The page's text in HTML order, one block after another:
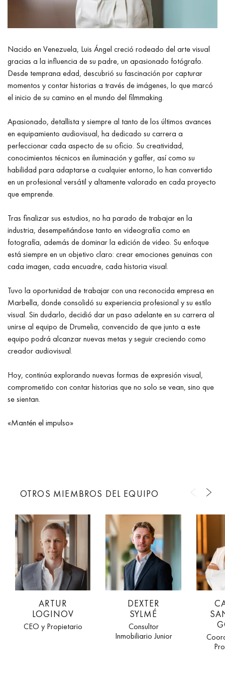
Nacido en Venezuela, Luis Ángel creció rodeado del arte visual
gracias a la influencia de su padre, un apasionado fotógrafo.
Desde temprana edad, descubrió su fascinación por capturar
momentos y contar historias a través de imágenes, lo que marcó
el inicio de su camino en el mundo del filmmaking.
Apasionado, detallista y siempre al tanto de los últimos avances
en equipamiento audiovisual, ha dedicado su carrera a
perfeccionar cada aspecto de su oficio. Su creatividad,
conocimientos técnicos en iluminación y gaffer, así como su
habilidad para adaptarse a cualquier entorno, lo han convertido
en un profesional versátil y altamente valorado en cada proyecto
que emprende.
Tras finalizar sus estudios, no ha parado de trabajar en la
industria, desempeñándose tanto en videografía como en
fotografía, además de dominar la edición de video. Su enfoque
está siempre en un objetivo claro: crear emociones genuinas con
cada imagen, cada encuadre, cada historia visual.
Tuvo la oportunidad de trabajar con una reconocida empresa en
Marbella, donde consolidó su experiencia profesional y su estilo
visual. Sin dudarlo, decidió dar un paso adelante en su carrera al
unirse al equipo de Drumelia, convencido de que junto a este
equipo podrá alcanzar nuevas metas y seguir creciendo como
creador audiovisual.
Hoy, continúa explorando nuevas formas de expresión visual,
comprometido con contar historias que no solo se vean, sino que
se sientan.
«Mantén el impulso»
OTROS MIEMBROS DEL EQUIPO
ARTUR
LOGINOV
CEO y Propietario
DEXTER
SYLMÉ
Consultor
Inmobiliario Junior